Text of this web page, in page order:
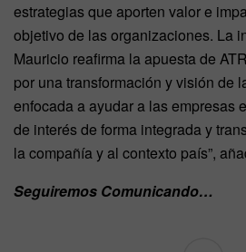
estrategias que aporten valor e
objetivo de las organizaciones. La
Mauricio reafirma la apuesta de
por una transformación y visión de
enfocada a ayudar a las empresas
de interés de forma integrada y
la compañía y al contexto país”,
Seguiremos Comunicando…